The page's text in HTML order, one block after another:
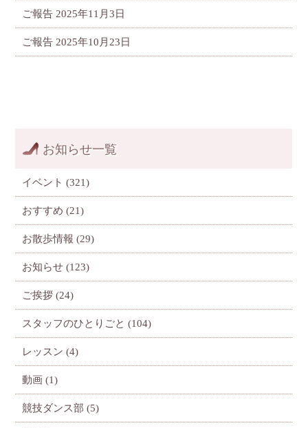
ご報告 2025年11月3日
ご報告 2025年10月23日
お知らせ一覧
イベント (321)
おすすめ (21)
お散歩情報 (29)
お知らせ (123)
ご挨拶 (24)
スタッフのひとりごと (104)
レッスン (4)
動画 (1)
競技ダンス部 (5)